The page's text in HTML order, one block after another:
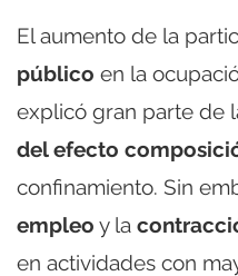
El aumento de la
público en la
explicó gran parte de
del efecto
confinamiento. Sin
empleo y la
en actividades con